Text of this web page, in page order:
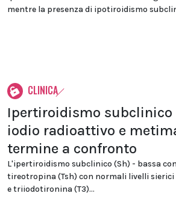
mentre la presenza di ipotiroidismo
CLINICA
Ipertiroidismo subclinico
iodio radioattivo e
termine a confronto
L'ipertiroidismo subclinico (Sh) - bassa
tireotropina (Tsh) con normali livelli
e triiodotironina (T3)...